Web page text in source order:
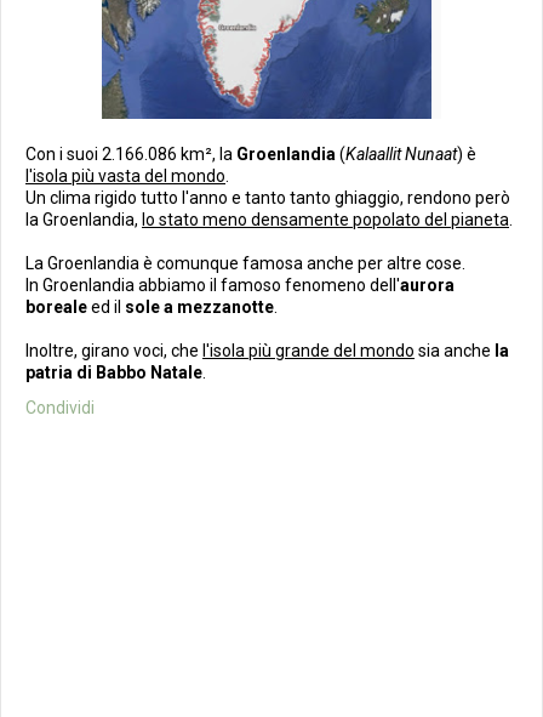
Con i suoi 2.166.086 km², la Groenlandia (Kalaallit Nunaat) è
l'isola più vasta del mondo
Un clima rigido tutto l'anno e tanto tanto ghiaggio, rendono però
la Groenlandia, lo stato meno densamente popolato del pianeta
La Groenlandia è comunque famosa anche per altre cose.
In Groenlandia abbiamo il famoso fenomeno dell'aurora
borealeed il sole a mezzanotte
Inoltre, girano voci, che l'isola più grande del mondo sia anche la
patria di Babbo Natale
Condividi